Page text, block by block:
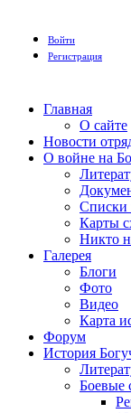
Войти
Регистрация
Главная
О сайте
Новости
О войне на
Списки
Карты
Никто
Галерея
Блоги
Фото
Видео
Карта
Форум
История
Боевые